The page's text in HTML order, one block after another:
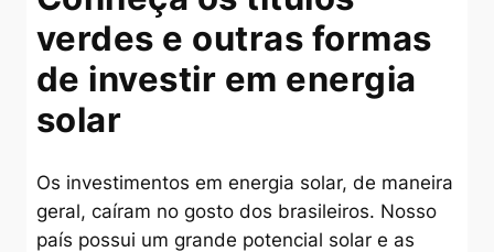
verdes e outras formas
de investir em energia
solar
Os investimentos em energia solar, de maneira
geral, caíram no gosto dos brasileiros. Nosso
país possui um grande potencial solar e as